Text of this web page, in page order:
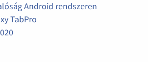
Android rendszeren
TabPro